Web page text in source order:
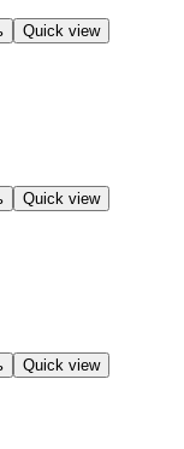
Quick view
Quick view
Quick view